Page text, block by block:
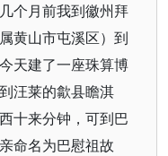
个月前我到徽州拜
黄山市屯溪区）到
天建了一座珠算博
汪莱的歙县瞻淇
十来分钟，可到巴
命名为巴慰祖故